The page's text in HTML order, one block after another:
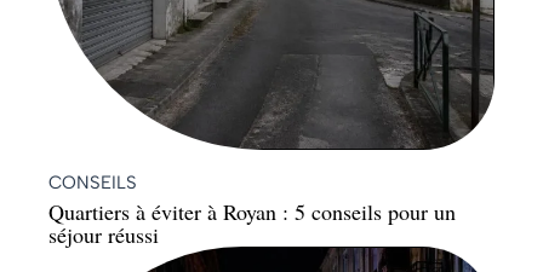
CONSEILS
Quartiers à éviter à Royan : 5 conseils pour un
séjour réussi